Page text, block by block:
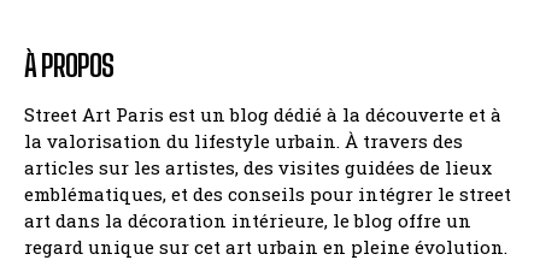
À PROPOS
Street Art Paris est un blog dédié à la découverte et à
la valorisation du lifestyle urbain. À travers des
articles sur les artistes, des visites guidées de lieux
emblématiques, et des conseils pour intégrer le street
art dans la décoration intérieure, le blog offre un
regard unique sur cet art urbain en pleine évolution.